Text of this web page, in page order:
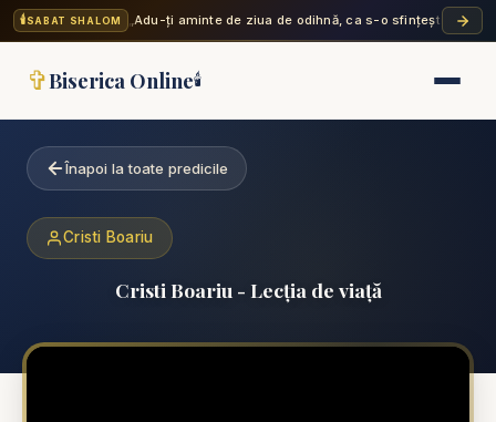
🕯️SABAT SHALOM „Adu-ți aminte de ziua de odihnă, ca s-o sfințești. Șase
✞Biserica Online🕯️
Înapoi la toate predicile
Cristi Boariu
Cristi Boariu - Lecția de viață